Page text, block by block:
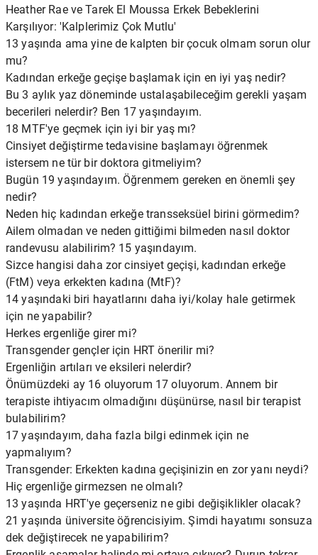
Heather Rae ve Tarek El Moussa Erkek Bebeklerini
Karşılıyor: 'Kalplerimiz Çok Mutlu'
13 yaşında ama yine de kalpten bir çocuk olmam sorun olur
mu?
Kadından erkeğe geçişe başlamak için en iyi yaş nedir?
Bu 3 aylık yaz döneminde ustalaşabileceğim gerekli yaşam
becerileri nelerdir? Ben 17 yaşındayım.
18 MTF'ye geçmek için iyi bir yaş mı?
Cinsiyet değiştirme tedavisine başlamayı öğrenmek
istersem ne tür bir doktora gitmeliyim?
Bugün 19 yaşındayım. Öğrenmem gereken en önemli şey
nedir?
Neden hiç kadından erkeğe transseksüel birini görmedim?
Ailem olmadan ve neden gittiğimi bilmeden nasıl doktor
randevusu alabilirim? 15 yaşındayım.
Sizce hangisi daha zor cinsiyet geçişi, kadından erkeğe
(FtM) veya erkekten kadına (MtF)?
14 yaşındaki biri hayatlarını daha iyi/kolay hale getirmek
için ne yapabilir?
Herkes ergenliğe girer mi?
Transgender gençler için HRT önerilir mi?
Ergenliğin artıları ve eksileri nelerdir?
Önümüzdeki ay 16 oluyorum 17 oluyorum. Annem bir
terapiste ihtiyacım olmadığını düşünürse, nasıl bir terapist
bulabilirim?
17 yaşındayım, daha fazla bilgi edinmek için ne
yapmalıyım?
Transgender: Erkekten kadına geçişinizin en zor yanı neydi?
Hiç ergenliğe girmezsen ne olmalı?
13 yaşında HRT'ye geçerseniz ne gibi değişiklikler olacak?
21 yaşında üniversite öğrencisiyim. Şimdi hayatımı sonsuza
dek değiştirecek ne yapabilirim?